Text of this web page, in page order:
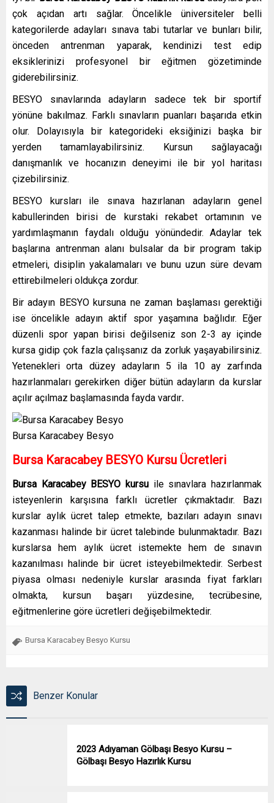
çok açıdan artı sağlar. Öncelikle üniversiteler belli
kategorilerde adayları sınava tabi tutarlar ve bunları bilir,
önceden antrenman yaparak, kendinizi test edip
eksiklerinizi profesyonel bir eğitmen gözetiminde
giderebilirsiniz.
BESYO sınavlarında adayların sadece tek bir sportif
yönüne bakılmaz. Farklı sınavların puanları başarıda etkin
olur. Dolayısıyla bir kategorideki eksiğinizi başka bir
yerden tamamlayabilirsiniz. Kursun sağlayacağı
danışmanlık ve hocanızın deneyimi ile bir yol haritası
çizebilirsiniz.
BESYO kursları ile sınava hazırlanan adayların genel
kabullerinden birisi de kurstaki rekabet ortamının ve
yardımlaşmanın faydalı olduğu yönündedir. Adaylar tek
başlarına antrenman alanı bulsalar da bir program takip
etmeleri, disiplin yakalamaları ve bunu uzun süre devam
ettirebilmeleri oldukça zordur.
Bir adayın BESYO kursuna ne zaman başlaması gerektiği
ise öncelikle adayın aktif spor yaşamına bağlıdır. Eğer
düzenli spor yapan birisi değilseniz son 2-3 ay içinde
kursa gidip çok fazla çalışsanız da zorluk yaşayabilirsiniz.
Yetenekleri orta düzey adayların 5 ila 10 ay zarfında
hazırlanmaları gerekirken diğer bütün adayların da kurslar
açılır açılmaz başlamasında fayda vardır.
Bursa Karacabey Besyo
Bursa Karacabey BESYO Kursu Ücretleri
Bursa Karacabey BESYO kursu ile sınavlara hazırlanmak
isteyenlerin karşısına farklı ücretler çıkmaktadır. Bazı
kurslar aylık ücret talep etmekte, bazıları adayın sınavı
kazanması halinde bir ücret talebinde bulunmaktadır. Bazı
kurslarsa hem aylık ücret istemekte hem de sınavın
kazanılması halinde bir ücret isteyebilmektedir. Serbest
piyasa olması nedeniyle kurslar arasında fiyat farkları
olmakta, kursun başarı yüzdesine, tecrübesine,
eğitmenlerine göre ücretleri değişebilmektedir.
Bursa Karacabey Besyo Kursu
Benzer Konular
2023 Adıyaman Gölbaşı Besyo Kursu –
Gölbaşı Besyo Hazırlık Kursu